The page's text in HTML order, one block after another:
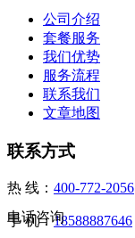
公司介绍
套餐服务
我们优势
服务流程
联系我们
文章地图
联系方式
热 线： 400-772-2056
手 机：18588887646
电话咨询